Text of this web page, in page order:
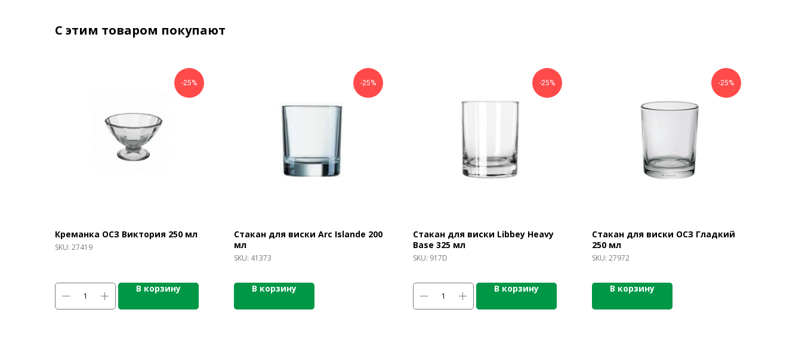
С этим товаром покупают
-25%
Креманка ОСЗ Виктория 250 мл
SKU: 27419
В корзину
-25%
Стакан для виски Arc Islande 200
мл
SKU: 41373
В корзину
-25%
Стакан для виски Libbey Heavy
Base 325 мл
SKU: 917D
В корзину
-25%
Стакан для виски ОСЗ Гладкий
250 мл
SKU: 27972
В корзину
СПЕЦПРЕДЛОЖЕНИЯ ПОЛЕЗНАЯ ИНФОРМАЦИЯ
КАТАЛОГ ПРОДУКЦИИ